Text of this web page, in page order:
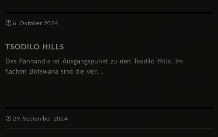
6. Oktober 2024
TSODILO HILLS
Das Panhandle ist Ausgangspunkt zu den Tsodilo Hills. Im
flachen Botswana sind die vier...
29. September 2024